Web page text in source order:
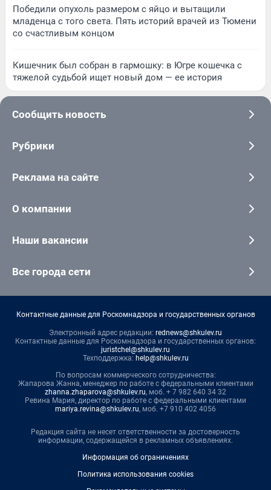
Победили опухоль размером с яйцо и вытащили
младенца с того света. Пять историй врачей из Тюмени
со счастливым концом
Кишечник был собран в гармошку: в Югре кошечка с
тяжелой судьбой ищет новый дом — ее история
Сообщить новость
Рубрики
Реклама на сайте
О компании
Наши вакансии
Все города сети
Контактные данные для Роскомнадзора и государственных органов
Электронный адрес редакции: rednews@shkulev.ru
Контактные данные для Роскомнадзора и государственных органов:
juristchel@shkulev.ru
Техподдержка: help@shkulev.ru
По вопросам коммерческого сотрудничества:
Жапарова Жанна, менеджер по работе с федеральными клиентами
zhanna.zhaparova@shkulev.ru, моб. + 7 982 640 34 32
Ревина Мария, директор по работе с федеральными клиентами
mariya.revina@shkulev.ru, моб. +7 910 402 4056
Редакция сайта не несет ответственности за достоверность
информации, содержащейся в рекламных объявлениях.
Информация об ограничениях
Политика использования cookies